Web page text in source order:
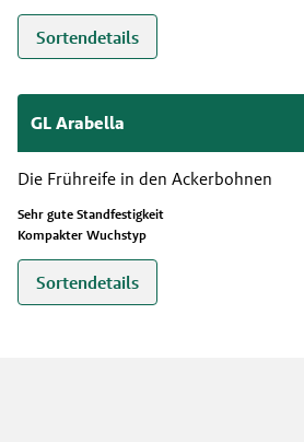
Sortendetails
GL Arabella
Die Frühreife in den Ackerbohnen
Sehr gute Standfestigkeit
Kompakter Wuchstyp
Sortendetails